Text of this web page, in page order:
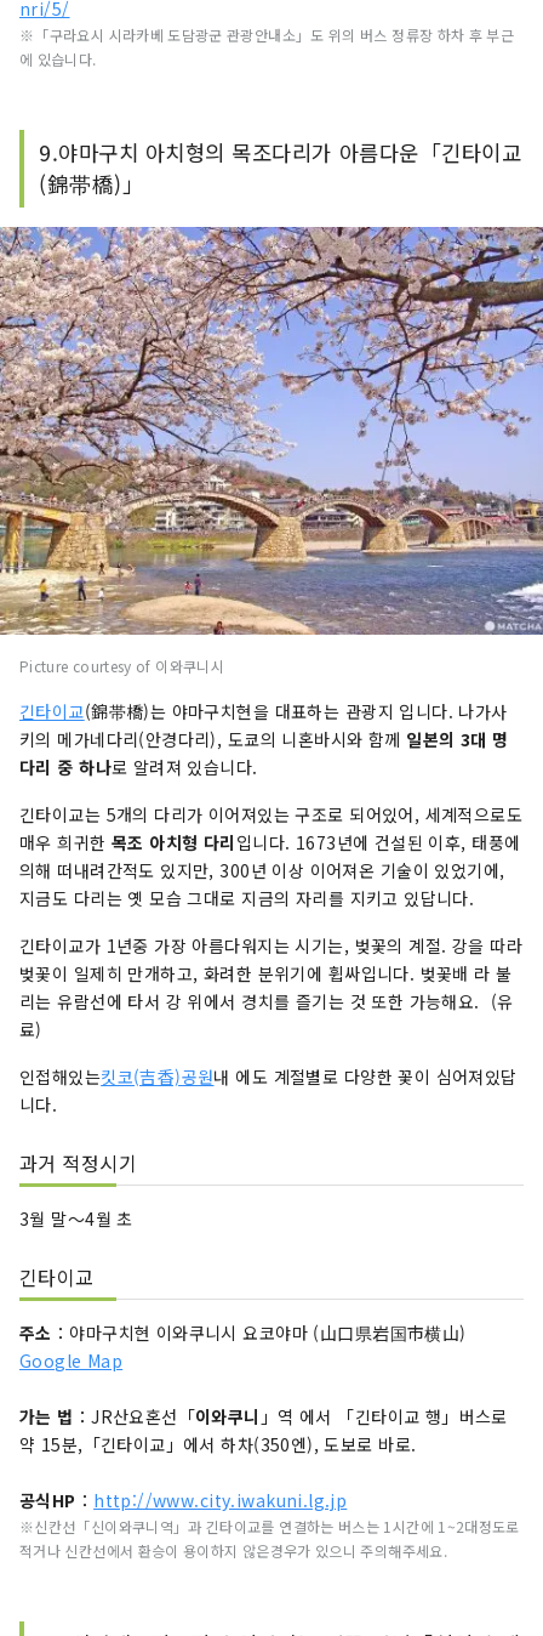
nri/5/
※「구라요시 시라카베 도담광군 관광안내소」도 위의 버스 정류장 하차 후 부근
에 있습니다.
9.야마구치 아치형의 목조다리가 아름다운「긴타이교
(錦帯橋)」
Picture courtesy of 이와쿠니시
긴타이교(錦帯橋)는 야마구치현을 대표하는 관광지 입니다. 나가사
키의 메가네다리(안경다리), 도쿄의 니혼바시와 함께 일본의 3대 명
다리 중 하나로 알려져 있습니다.
긴타이교는 5개의 다리가 이어져있는 구조로 되어있어, 세계적으로도
매우 희귀한 목조 아치형 다리 입니다. 1673년에 건설된 이후, 태풍에
의해 떠내려간적도 있지만, 300년 이상 이어져온 기술이 있었기에,
지금도 다리는 옛 모습 그대로 지금의 자리를 지키고 있답니다.
긴타이교가 1년중 가장 아름다워지는 시기는, 벚꽃의 계절. 강을 따라
벚꽃이 일제히 만개하고, 화려한 분위기에 휩싸입니다. 벚꽃배 라 불
리는 유람선에 타서 강 위에서 경치를 즐기는 것 또한 가능해요. (유
료)
인접해있는킷코(吉香)공원내 에도 계절별로 다양한 꽃이 심어져있답
니다.
과거 적정시기
3월 말〜4월 초
긴타이교
주소 ：야마구치현 이와쿠니시 요코야마 (山口県岩国市横山)
Google Map
가는 법 ：JR산요혼선「이와쿠니 」역 에서 「긴타이교 행」버스로
약 15분,「긴타이교」에서 하차(350엔), 도보로 바로.
공식HP ： http://www.city.iwakuni.lg.jp
※신칸선「신이와쿠니역」과 긴타이교를 연결하는 버스는 1시간에 1~2대정도로
적거나 신칸선에서 환승이 용이하지 않은경우가 있으니 주의해주세요.